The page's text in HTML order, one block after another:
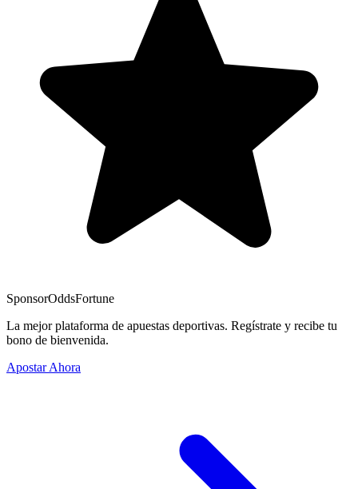
SponsorOddsFortune
La mejor plataforma de apuestas deportivas. Regístrate y recibe tu
bono de bienvenida.
Apostar Ahora